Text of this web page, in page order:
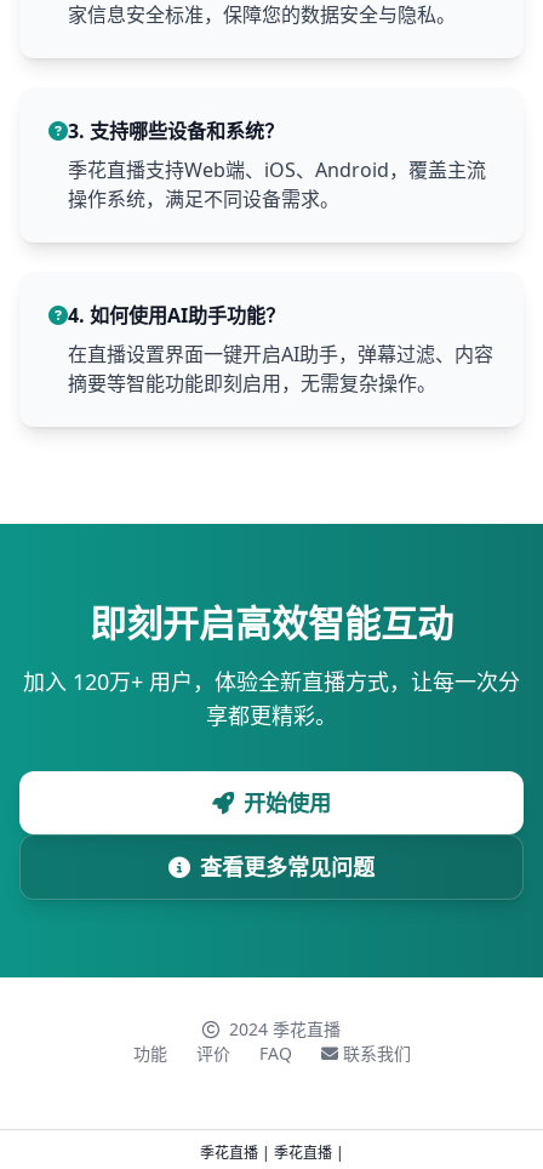
家信息安全标准，保障您的数据安全与隐私。
3. 支持哪些设备和系统？
季花直播支持Web端、iOS、Android，覆盖主流
操作系统，满足不同设备需求。
4. 如何使用AI助手功能？
在直播设置界面一键开启AI助手，弹幕过滤、内容
摘要等智能功能即刻启用，无需复杂操作。
即刻开启高效智能互动
加入 120万+ 用户，体验全新直播方式，让每一次分
享都更精彩。
开始使用
查看更多常见问题
2024 季花直播
功能
评价 FAQ 联系我们
季花直播| 季花直播|